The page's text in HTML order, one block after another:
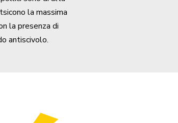
la massima
la presenza di
antiscivolo.